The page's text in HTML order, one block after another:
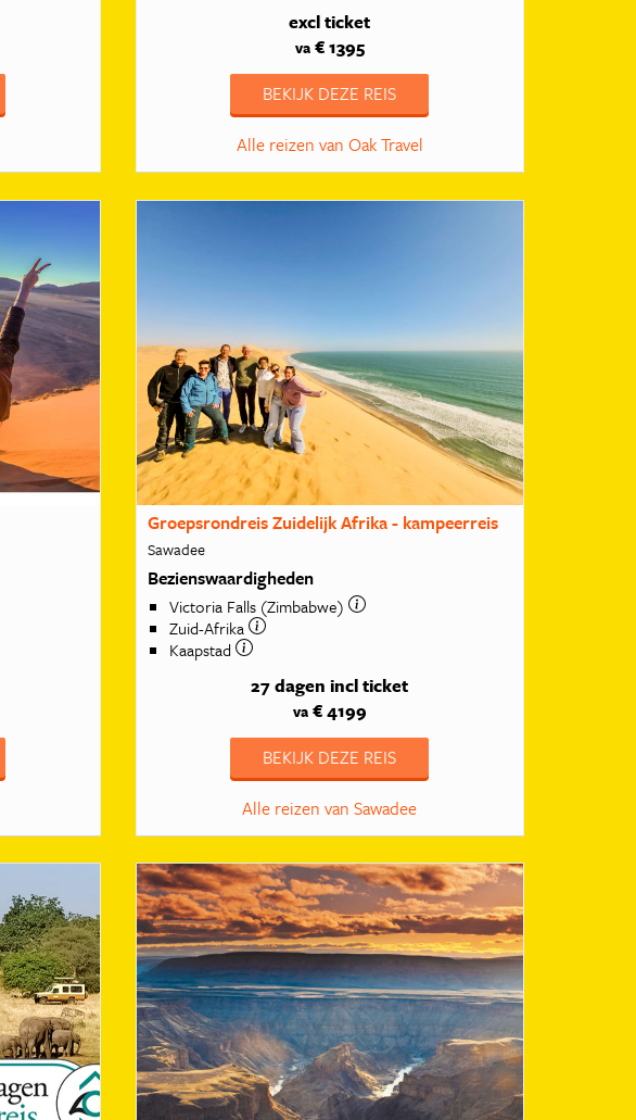
excl ticket
va€ 1395
BEKIJK DEZE REIS
Alle reizen van Oak Travel
Groepsrondreis Zuidelijk Afrika - kampeerreis
Sawadee
Bezienswaardigheden
Victoria Falls (Zimbabwe)
Zuid-Afrika
Kaapstad
27 dagen incl ticket
va€ 4199
BEKIJK DEZE REIS
Alle reizen van Sawadee